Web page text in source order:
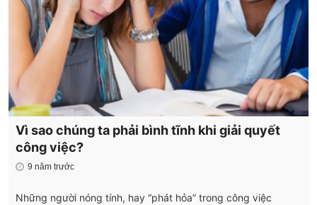
Vì sao chúng ta phải bình tĩnh khi giải quyết
công việc?
9 năm trước
Những người nóng tính, hay “phát hỏa” trong công việc